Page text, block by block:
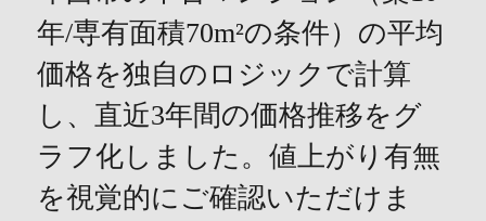
年/専有面積70m²の条件）の平均
価格を独自のロジックで計算
し、直近3年間の価格推移をグ
ラフ化しました。値上がり有無
を視覚的にご確認いただけま